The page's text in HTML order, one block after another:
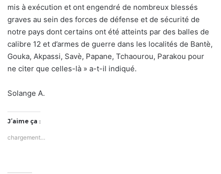
mis à exécution et ont engendré de nombreux blessés
graves au sein des forces de défense et de sécurité de
notre pays dont certains ont été atteints par des balles de
calibre 12 et d’armes de guerre dans les localités de Bantè,
Gouka, Akpassi, Savè, Papane, Tchaourou, Parakou pour
ne citer que celles-là » a-t-il indiqué.
Solange A.
J’aime ça :
chargement…